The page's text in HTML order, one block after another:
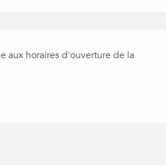
aux horaires d'ouverture de la